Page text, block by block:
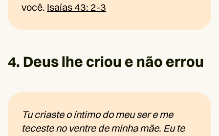
você. Isaías 43: 2-3
4. Deus lhe criou e não errou
Tu criaste o íntimo do meu ser e me
teceste no ventre de minha mãe. Eu te